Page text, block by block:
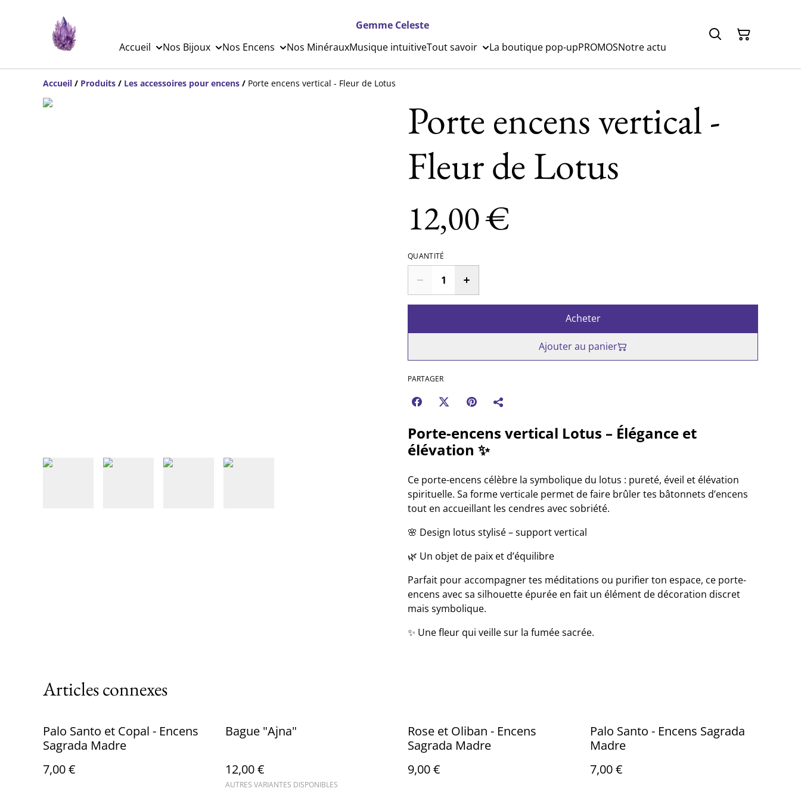
Gemme Celeste
Accueil
Nos Bijoux Nos Encens Nos MinérauxMusique intuitiveTout savoir La boutique pop-upPROMOSNotre actu
Accueil / Produits / Les accessoires pour encens / Porte encens vertical - Fleur de Lotus
Porte encens vertical -
Fleur de Lotus
12,00 €
QUANTITÉ
Acheter
Ajouter au panier
PARTAGER
Porte-encens vertical Lotus – Élégance et
élévation ✨
Ce porte-encens célèbre la symbolique du lotus : pureté, éveil et élévation
spirituelle. Sa forme verticale permet de faire brûler tes bâtonnets d’encens
tout en accueillant les cendres avec sobriété.
🌸 Design lotus stylisé – support vertical
🌿 Un objet de paix et d’équilibre
Parfait pour accompagner tes méditations ou purifier ton espace, ce porte-
encens avec sa silhouette épurée en fait un élément de décoration discret
mais symbolique.
✨ Une fleur qui veille sur la fumée sacrée.
Articles connexes
Palo Santo et Copal - Encens
Sagrada Madre
7,00 €
Bague "Ajna"
12,00 €
AUTRES VARIANTES DISPONIBLES
Rose et Oliban - Encens
Sagrada Madre
9,00 €
Palo Santo - Encens Sagrada
Madre
7,00 €